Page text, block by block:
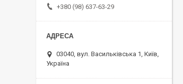
+380 (98) 637-63-29
03040, вул. Васильківська 1, Київ,
Україна